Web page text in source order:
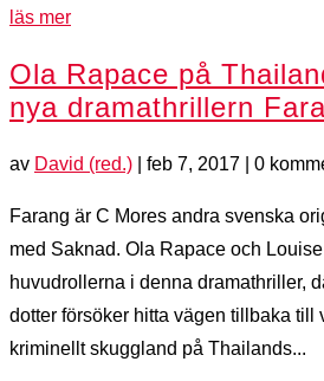
läs mer
Ola Rapace på
nya dramathrillern
av David (red.) feb 7, 2017 | 0
Farang är C Mores andra svenska
med Saknad. Ola Rapace och
huvudrollerna i denna dramathriller,
dotter försöker hitta vägen tillbaka till
kriminellt skuggland på Thailands...